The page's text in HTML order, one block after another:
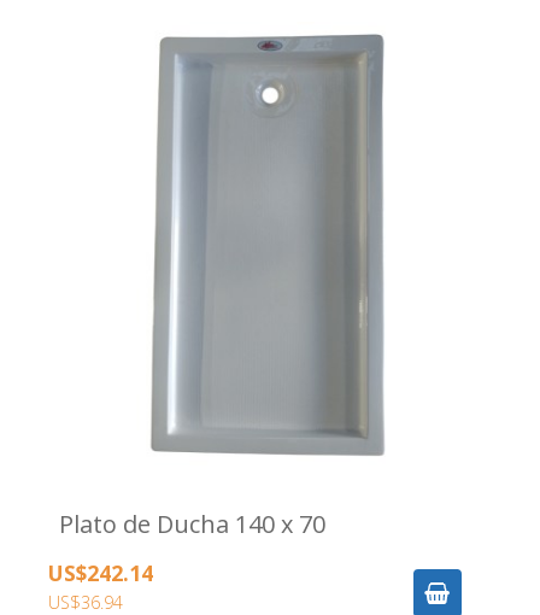
Plato de Ducha 140 x 70
US$242.14
US$36.94